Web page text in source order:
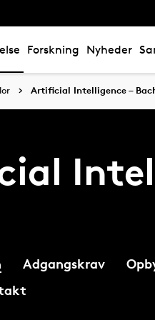
Forskning Nyheder
Artificial Intelligence –
Adgangskrav